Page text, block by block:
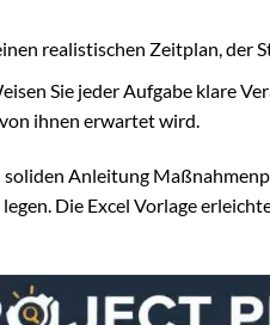
realistischen Zeitplan, der
Sie jeder Aufgabe klare
ihnen erwartet wird.
Anleitung
Die Excel Vorlage